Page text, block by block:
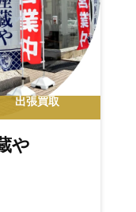
出張買取
や